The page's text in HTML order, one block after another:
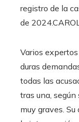
registro de la
de 2024.
Varios
duras
todas las
tras una,
muy graves.